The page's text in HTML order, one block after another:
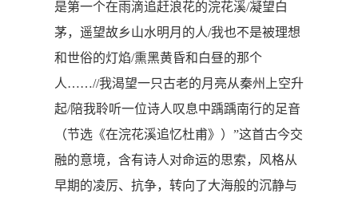
是第一个在雨滴追赶浪花的浣花溪/凝望白
茅，遥望故乡山水明月的人/我也不是被理想
和世俗的灯焰/熏黑黄昏和白昼的那个
人……//我渴望一只古老的月亮从秦州上空升
起/陪我聆听一位诗人叹息中踽踽南行的足音
（节选《在浣花溪追忆杜甫》）”这首古今交
融的意境，含有诗人对命运的思索，风格从
早期的凌厉、抗争，转向了大海般的沉静与